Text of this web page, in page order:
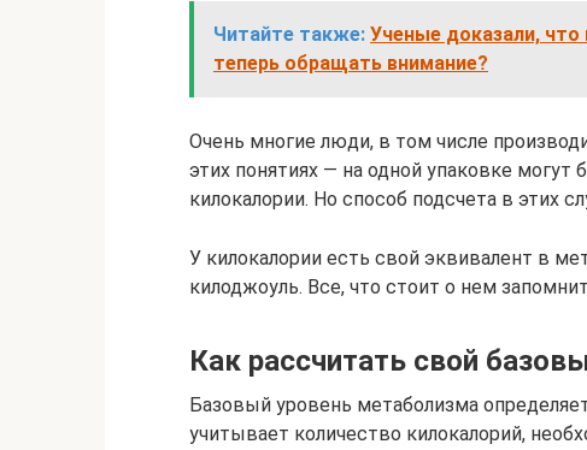
Читайте также: Ученые доказали, что
теперь обращать внимание?
Очень многие люди, в том числе
этих понятиях — на одной упаковке могут
килокалории. Но способ подсчета в этих
У килокалории есть свой эквивалент в
килоджоуль. Все, что стоит о нем
Как рассчитать свой
Базовый уровень метаболизма
учитывает количество килокалорий,